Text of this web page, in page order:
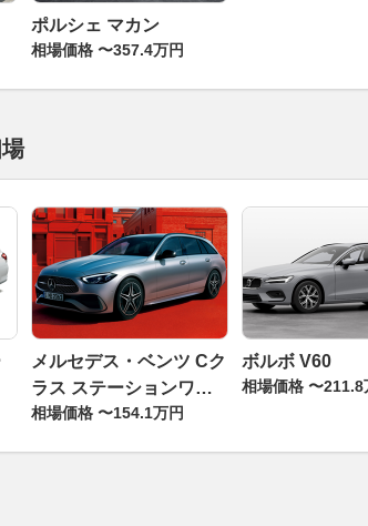
ポルシェ マカン
相場価格 〜357.4万円
メルセデス・ベンツ Cク
ラス ステーションワゴ
ン
相場価格 〜154.1万円
ボルボ V60
相場価格 〜211.8